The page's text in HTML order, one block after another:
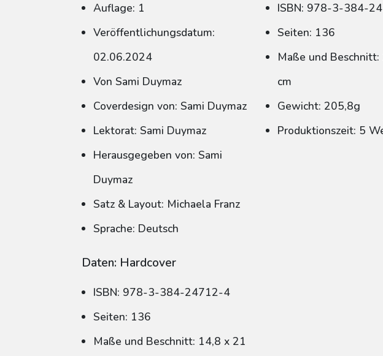
Auflage: 1
Veröffentlichungsdatum:
02.06.2024
Von Sami Duymaz
Coverdesign von: Sami Duymaz
Lektorat: Sami Duymaz
Herausgegeben von: Sami
Duymaz
Satz & Layout: Michaela Franz
Sprache: Deutsch
ISBN: 978-3-384-
Seiten: 136
Maße und
cm
Gewicht: 205,8g
Produktionszeit: 5
Daten: Hardcover
ISBN: 978-3-384-24712-4
Seiten: 136
Maße und Beschnitt: 14,8 x 21